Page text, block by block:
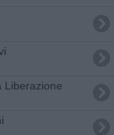
Liberazione